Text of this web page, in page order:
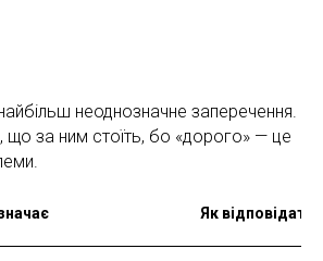
неоднозначне заперечення.
що за ним стоїть, бо «дорого» — це
Як відповідати